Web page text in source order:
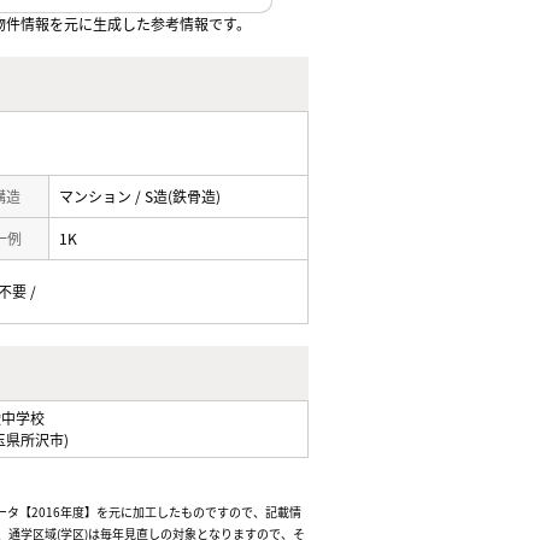
情報を元に生成した参考情報です。
造 マンション / S造(鉄骨造)
例 1K
要 /
学校
県所沢市)
【2016年度】を元に加工したものですので、記載情
学区域(学区)は毎年見直しの対象となりますので、そ